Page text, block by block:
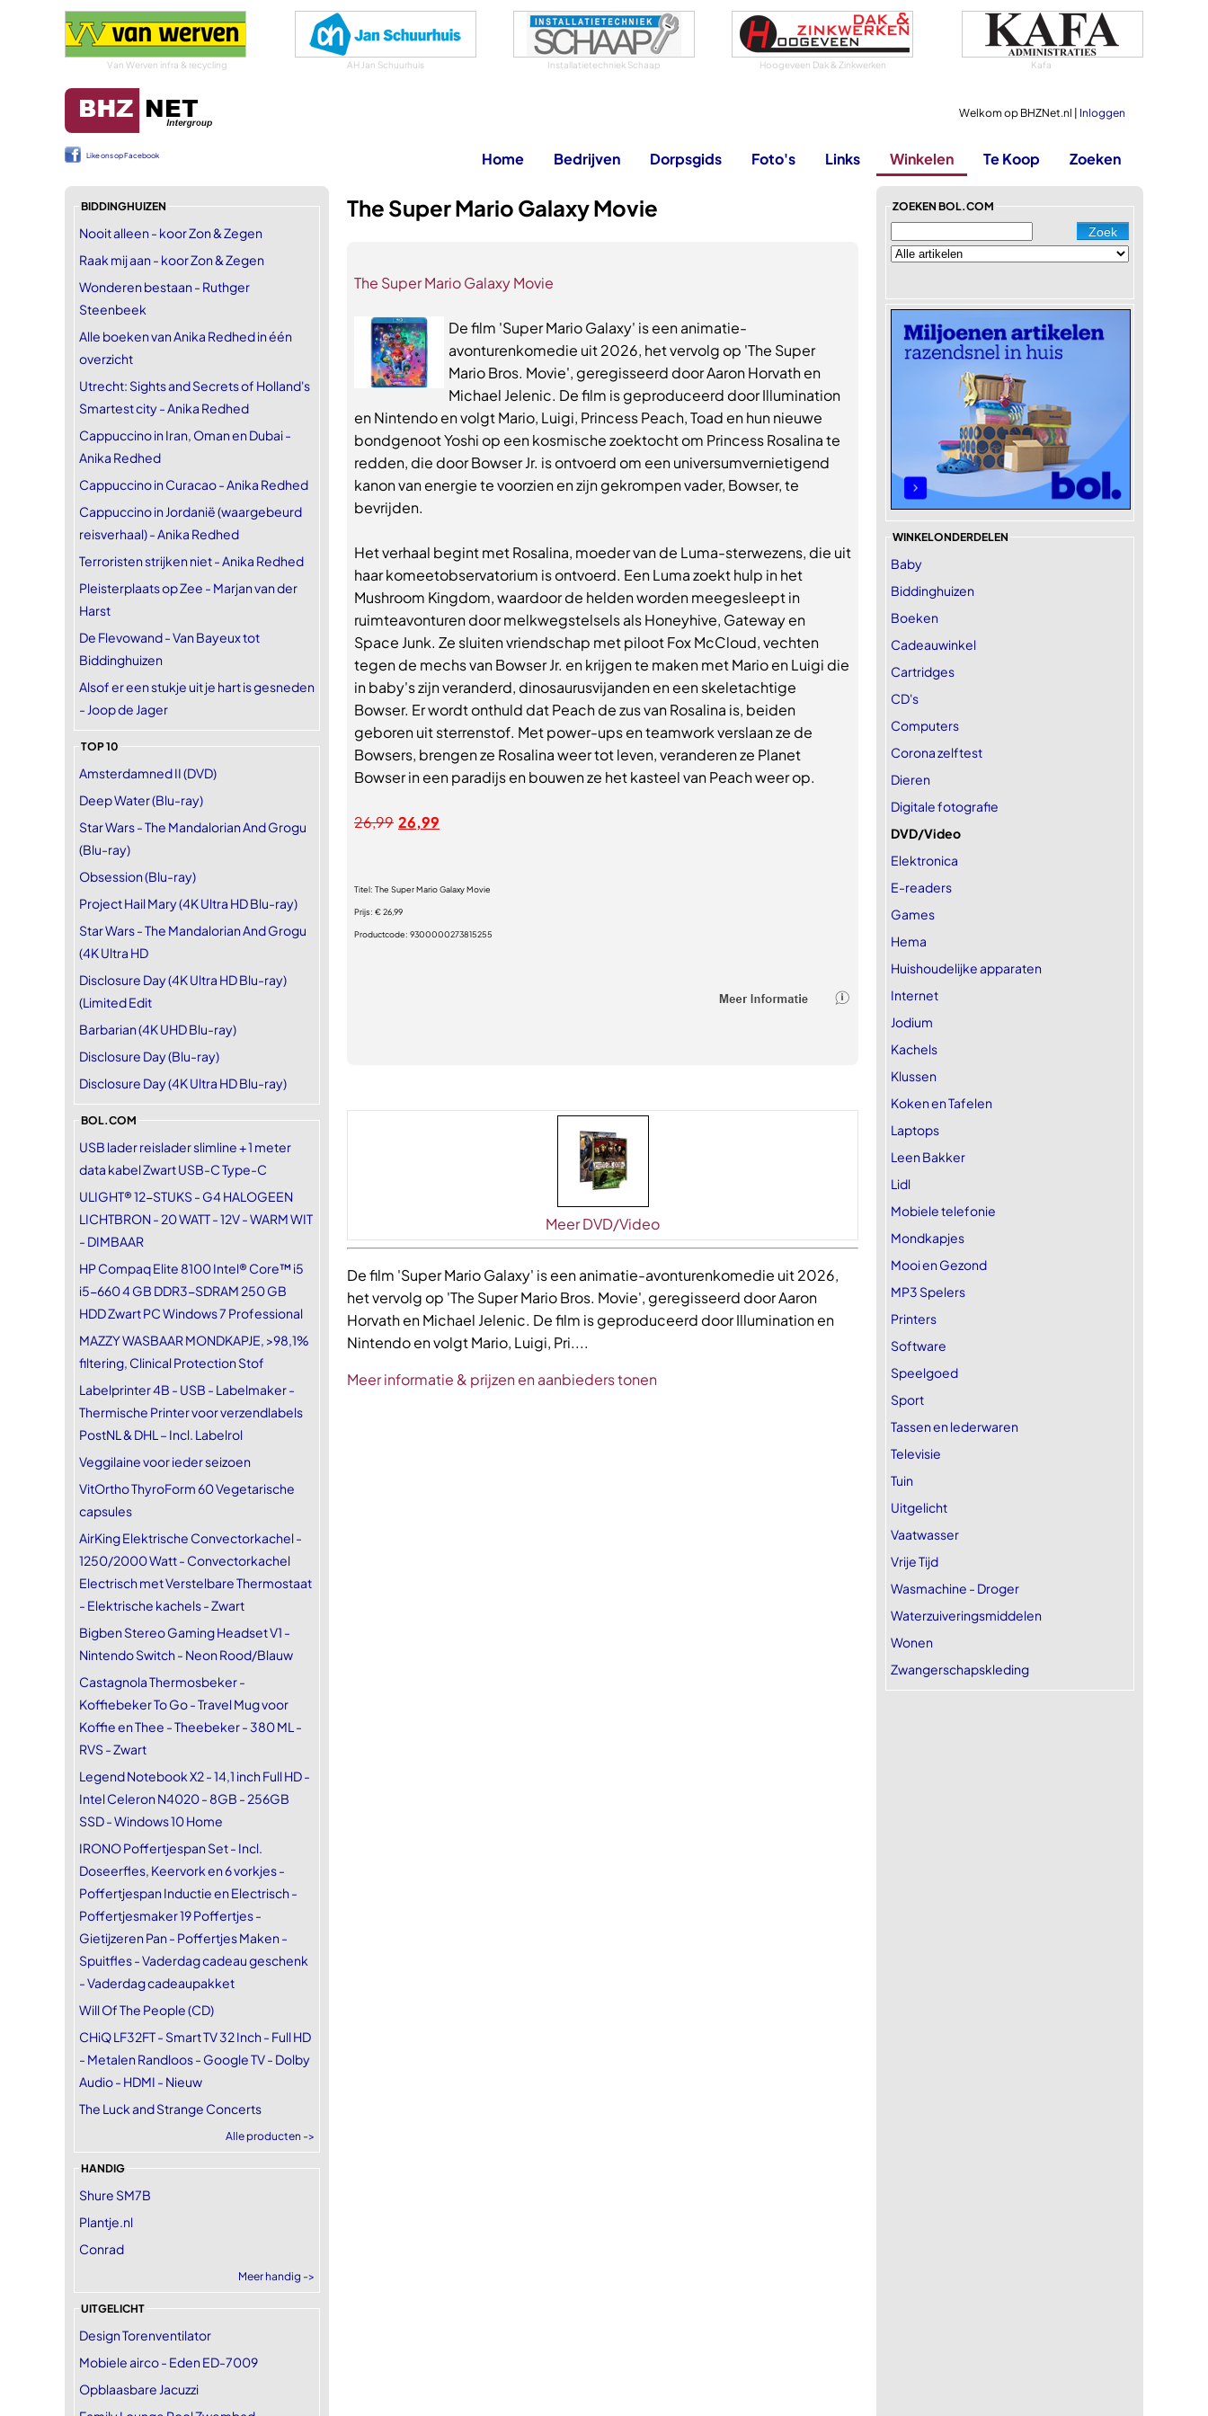
Van Werven infra & recycling AH Jan Schuurhuis Installatietechniek Schaap Hoogeveen Dak & Zinkwerken Kafa
Welkom op BHZNet.nl | Inloggen
Like ons op Facebook Home Bedrijven Dorpsgids Foto's Links Winkelen Te Koop Zoeken
BIDDINGHUIZEN
Nooit alleen - koor Zon & Zegen
Raak mij aan - koor Zon & Zegen
Wonderen bestaan - Ruthger
Steenbeek
Alle boeken van Anika Redhed in één
overzicht
Utrecht: Sights and Secrets of Holland's
Smartest city - Anika Redhed
Cappuccino in Iran, Oman en Dubai -
Anika Redhed
Cappuccino in Curacao - Anika Redhed
Cappuccino in Jordanië (waargebeurd
reisverhaal) - Anika Redhed
Terroristen strijken niet - Anika Redhed
Pleisterplaats op Zee - Marjan van der
Harst
De Flevowand - Van Bayeux tot
Biddinghuizen
Alsof er een stukje uit je hart is gesneden
- Joop de Jager
TOP 10
Amsterdamned II (DVD)
Deep Water (Blu-ray)
Star Wars - The Mandalorian And Grogu
(Blu-ray)
Obsession (Blu-ray)
Project Hail Mary (4K Ultra HD Blu-ray)
Star Wars - The Mandalorian And Grogu
(4K Ultra HD
Disclosure Day (4K Ultra HD Blu-ray)
(Limited Edit
Barbarian (4K UHD Blu-ray)
Disclosure Day (Blu-ray)
Disclosure Day (4K Ultra HD Blu-ray)
BOL.COM
USB lader reislader slimline + 1 meter
data kabel Zwart USB-C Type-C
ULIGHT® 12-STUKS - G4 HALOGEEN
LICHTBRON - 20 WATT - 12V - WARM WIT
- DIMBAAR
HP Compaq Elite 8100 Intel® Core™ i5
i5-660 4 GB DDR3-SDRAM 250 GB
HDD Zwart PC Windows 7 Professional
MAZZY WASBAAR MONDKAPJE, >98,1%
filtering, Clinical Protection Stof
Labelprinter 4B - USB - Labelmaker -
Thermische Printer voor verzendlabels
PostNL & DHL – Incl. Labelrol
Veggilaine voor ieder seizoen
VitOrtho ThyroForm 60 Vegetarische
capsules
AirKing Elektrische Convectorkachel -
1250/2000 Watt - Convectorkachel
Electrisch met Verstelbare Thermostaat
- Elektrische kachels - Zwart
Bigben Stereo Gaming Headset V1 -
Nintendo Switch - Neon Rood/Blauw
Castagnola Thermosbeker -
Koffiebeker To Go - Travel Mug voor
Koffie en Thee - Theebeker - 380 ML -
RVS - Zwart
Legend Notebook X2 - 14,1 inch Full HD -
Intel Celeron N4020 - 8GB - 256GB
SSD - Windows 10 Home
IRONO Poffertjespan Set - Incl.
Doseerfles, Keervork en 6 vorkjes -
Poffertjespan Inductie en Electrisch -
Poffertjesmaker 19 Poffertjes -
Gietijzeren Pan - Poffertjes Maken -
Spuitfles - Vaderdag cadeau geschenk
- Vaderdag cadeaupakket
Will Of The People (CD)
CHiQ LF32FT - Smart TV 32 Inch - Full HD
- Metalen Randloos - Google TV - Dolby
Audio - HDMI - Nieuw
The Luck and Strange Concerts
Alle producten ->
HANDIG
Shure SM7B
Plantje.nl
Conrad
Meer handig ->
UITGELICHT
Design Torenventilator
Mobiele airco - Eden ED-7009
Opblaasbare Jacuzzi
The Super Mario Galaxy Movie
The Super Mario Galaxy Movie
De film 'Super Mario Galaxy' is een animatie-
avonturenkomedie uit 2026, het vervolg op 'The Super
Mario Bros. Movie', geregisseerd door Aaron Horvath en
Michael Jelenic. De film is geproduceerd door Illumination
en Nintendo en volgt Mario, Luigi, Princess Peach, Toad en hun nieuwe
bondgenoot Yoshi op een kosmische zoektocht om Princess Rosalina te
redden, die door Bowser Jr. is ontvoerd om een universumvernietigend
kanon van energie te voorzien en zijn gekrompen vader, Bowser, te
bevrijden.
Het verhaal begint met Rosalina, moeder van de Luma-sterwezens, die uit
haar komeetobservatorium is ontvoerd. Een Luma zoekt hulp in het
Mushroom Kingdom, waardoor de helden worden meegesleept in
ruimteavonturen door melkwegstelsels als Honeyhive, Gateway en
Space Junk. Ze sluiten vriendschap met piloot Fox McCloud, vechten
tegen de mechs van Bowser Jr. en krijgen te maken met Mario en Luigi die
in baby's zijn veranderd, dinosaurusvijanden en een skeletachtige
Bowser. Er wordt onthuld dat Peach de zus van Rosalina is, beiden
geboren uit sterrenstof. Met power-ups en teamwork verslaan ze de
Bowsers, brengen ze Rosalina weer tot leven, veranderen ze Planet
Bowser in een paradijs en bouwen ze het kasteel van Peach weer op.
26,99 26,99
Titel: The Super Mario Galaxy Movie
Prijs: € 26,99
Productcode: 9300000273815255
Meer DVD/Video
De film 'Super Mario Galaxy' is een animatie-avonturenkomedie uit 2026,
het vervolg op 'The Super Mario Bros. Movie', geregisseerd door Aaron
Horvath en Michael Jelenic. De film is geproduceerd door Illumination en
Nintendo en volgt Mario, Luigi, Pri....
Meer informatie & prijzen en aanbieders tonen
ZOEKEN BOL.COM
WINKELONDERDELEN
Baby
Biddinghuizen
Boeken
Cadeauwinkel
Cartridges
CD's
Computers
Corona zelftest
Dieren
Digitale fotografie
DVD/Video
Elektronica
E-readers
Games
Hema
Huishoudelijke apparaten
Internet
Jodium
Kachels
Klussen
Koken en Tafelen
Laptops
Leen Bakker
Lidl
Mobiele telefonie
Mondkapjes
Mooi en Gezond
MP3 Spelers
Printers
Software
Speelgoed
Sport
Tassen en lederwaren
Televisie
Tuin
Uitgelicht
Vaatwasser
Vrije Tijd
Wasmachine - Droger
Waterzuiveringsmiddelen
Wonen
Zwangerschapskleding